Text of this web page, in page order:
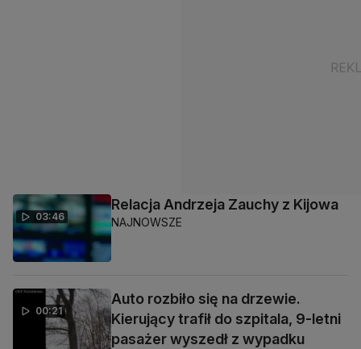
03:46
Relacja Andrzeja Zauchy z Kijowa
NAJNOWSZE
00:21
Auto rozbiło się na drzewie.
Kierujący trafił do szpitala, 9-letni
pasażer wyszedł z wypadku